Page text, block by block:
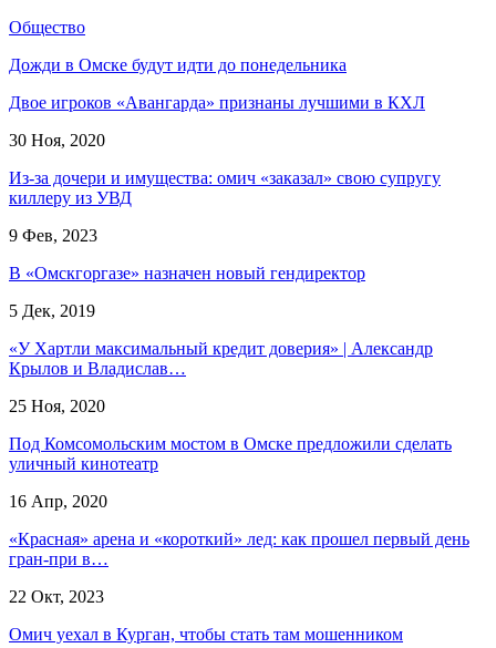
Общество
Дожди в Омске будут идти до понедельника
Двое игроков «Авангарда» признаны лучшими в КХЛ
30 Ноя, 2020
Из-за дочери и имущества: омич «заказал» свою супругу
киллеру из УВД
9 Фев, 2023
В «Омскгоргазе» назначен новый гендиректор
5 Дек, 2019
«У Хартли максимальный кредит доверия» | Александр
Крылов и Владислав…
25 Ноя, 2020
Под Комсомольским мостом в Омске предложили сделать
уличный кинотеатр
16 Апр, 2020
«Красная» арена и «короткий» лед: как прошел первый день
гран-при в…
22 Окт, 2023
Омич уехал в Курган, чтобы стать там мошенником